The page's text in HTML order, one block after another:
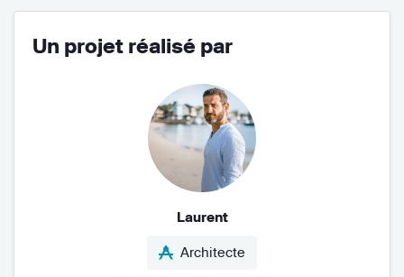
Un projet réalisé par
Laurent
Architecte